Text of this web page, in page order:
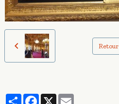
Retour
PartagerFacebook
X